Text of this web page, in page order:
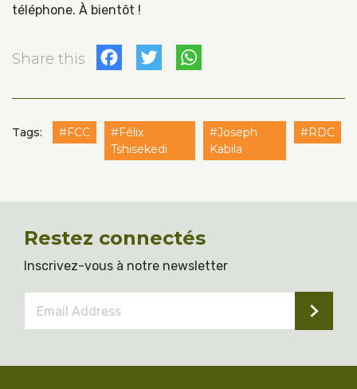
téléphone. À bientôt !
Share this Facebook
Twitter
Tags: #FCC
#Félix
Tshisekedi
#Joseph
Kabila
#RDC
Restez connectés
Inscrivez-vous à notre newsletter
Address *